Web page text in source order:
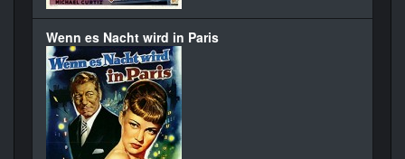
Wenn es Nacht wird in Paris